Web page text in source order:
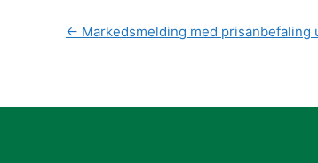
← Markedsmelding med prisanbefaling